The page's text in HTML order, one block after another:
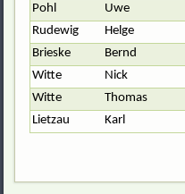
Pohl
Uwe
Rudewig
Helge
Brieske
Bernd
Witte
Nick
Witte
Thomas
Lietzau
Karl